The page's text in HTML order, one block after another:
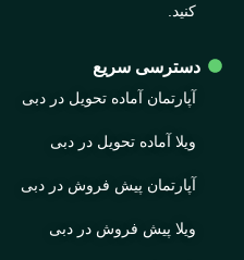
کنید.
دسترسی سریع
آپارتمان آماده تحویل در دبی
ویلا آماده تحویل در دبی
آپارتمان پیش فروش در دبی
ویلا پیش فروش در دبی